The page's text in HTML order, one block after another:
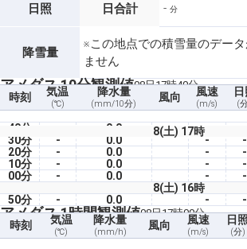
日照 日合計 - 分
降雪量
※この地点での積雪量のデー
ません
アメダス 10分観測値08日17時40分
時刻 気温
(℃)
降水量
(mm/10分)
風向 風速
(m/s) (
8(土) 17時
40分 0.0 -
30分
- 0.0 - -
20分
- 0.0 - -
10分
- 0.0 - -
00分
- 0.0 - -
8(土) 16時
50分
- 0.0 - -
アメダス 1時間観測値08日17時00分
時刻 気温
(℃)
降水量
(mm/h)
風向 風速
(m/s)
日照
(分)